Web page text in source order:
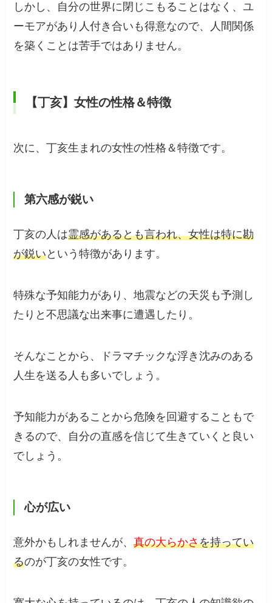
しかし、自分の世界に閉じこもることはなく、ユ
ーモアがあり人付き合いも得意なので、人間関係
を築くことは苦手ではありません。
【丁亥】女性の性格＆特徴
次に、丁亥生まれの女性の性格＆特徴です。
第六感が鋭い
丁亥の人は霊感があるとも言われ、女性は特に勘
が鋭いという特徴があります。
特殊な予知能力があり、地震などの天災も予測し
たりと不思議な出来事に遭遇したり。
そんなことから、ドラマチックな浮き沈みのある
人生を送る人も多いでしょう。
予知能力があることから危険を回避することもで
きるので、自分の直感を信じて生きていくと良い
でしょう。
心が広い
意外かもしれませんが、真の大らかさを持ってい
るのが丁亥の女性です。